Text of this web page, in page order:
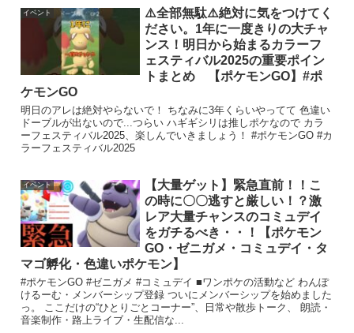
イベント
⚠️全部無駄⚠️絶対に気をつけてく
ださい。1年に一度きりの大チャ
ンス！明日から始まるカラーフ
ェスティバル2025の重要ポイン
トまとめ 【ポケモンGO】#ポ
ケモンGO
明日のアレは絶対やらないで！ ちなみに3年くらいやってて 色違い
ドーブルが出ないので...つらい ハギギシリは推しポケなので カラ
ーフェスティバル2025、楽しんでいきましょう！ #ポケモンGO #カ
ラーフェスティバル2025
イベント
【大量ゲット】緊急直前！！こ
の時に〇〇逃すと厳しい！？激
レア大量チャンスのコミュデイ
をガチるべき・・！【ポケモン
GO・ゼニガメ・コミュデイ・タ
マゴ孵化・色違いポケモン】
#ポケモンGO #ゼニガメ #コミュデイ ■ワンポケの活動など わんぽ
けるーむ・メンバーシップ登録 ついにメンバーシップを始めました
っ。 ここだけの“ひとりごとコーナー”、日常や散歩トーク、 朗読・
音楽制作・路上ライブ・生配信な...